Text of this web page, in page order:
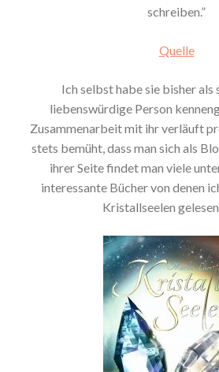
schreiben.”
Quelle
Ich selbst habe sie bisher als
liebenswürdige Person
Zusammenarbeit mit ihr verläuft
stets bemüht, dass man sich als
ihrer Seite findet man viele
interessante Bücher von denen
Kristallseelen gelesen